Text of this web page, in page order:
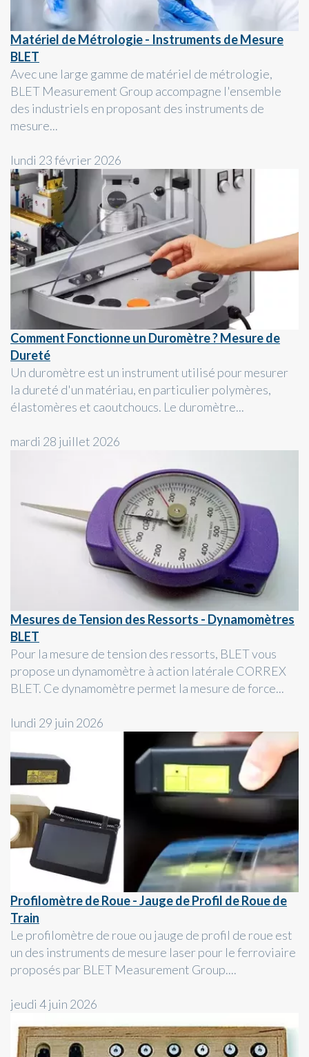
Matériel de Métrologie - Instruments de Mesure
BLET
Avec une large gamme de matériel de métrologie,
BLET Measurement Group accompagne l'ensemble
des industriels en proposant des instruments de
mesure...
lundi 23 février 2026
Comment Fonctionne un Duromètre ? Mesure de
Dureté
Un duromètre est un instrument utilisé pour mesurer
la dureté d'un matériau, en particulier polymères,
élastomères et caoutchoucs. Le duromètre...
mardi 28 juillet 2026
Mesures de Tension des Ressorts - Dynamomètres
BLET
Pour la mesure de tension des ressorts, BLET vous
propose un dynamomètre à action latérale CORREX
BLET. Ce dynamomètre permet la mesure de force...
lundi 29 juin 2026
Profilomètre de Roue - Jauge de Profil de Roue de
Train
Le profilomètre de roue ou jauge de profil de roue est
un des instruments de mesure laser pour le ferroviaire
proposés par BLET Measurement Group....
jeudi 4 juin 2026